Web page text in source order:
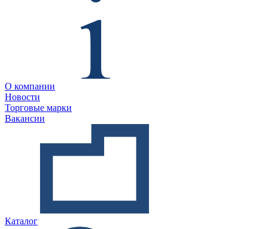
О компании
Новости
Торговые марки
Вакансии
Каталог